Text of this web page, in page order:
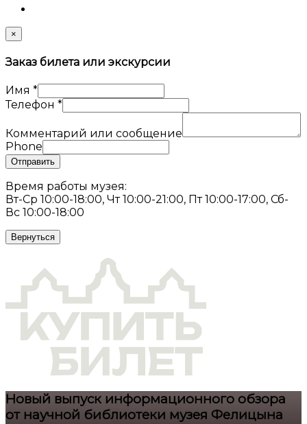
×
Заказ билета или экскурсии
Имя *
Телефон *
Комментарий или сообщение
Phone
Отправить
Время работы музея:
Вт-Ср 10:00-18:00, Чт 10:00-21:00, Пт 10:00-17:00, Сб-
Вс 10:00-18:00
Вернуться
Новый выпуск информационного обзора
от научной библиотеки музея Фелицына